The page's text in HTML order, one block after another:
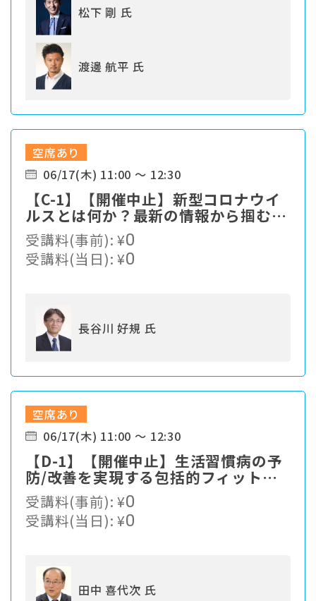
松下 剛 氏
渡邊 航平 氏
空席あり
06/17(木) 11:00 ～ 12:30
【C-1】【開催中止】新型コロナウイ
ルスとは何か？最新の情報から掴む対
策最前線
受講料(事前):¥0
受講料(当日):¥0
長谷川 好規 氏
空席あり
06/17(木) 11:00 ～ 12:30
【D-1】【開催中止】生活習慣病の予
防/改善を実現する包括的フィットネ
スプログラム
受講料(事前):¥0
受講料(当日):¥0
田中 喜代次 氏